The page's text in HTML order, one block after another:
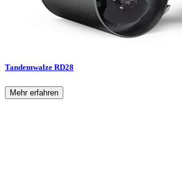
Tandemwalze RD28
Mehr erfahren